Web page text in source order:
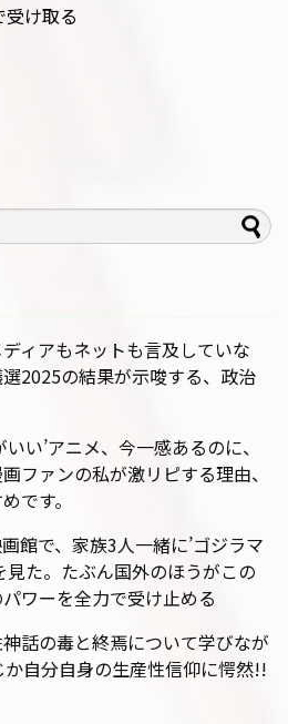
け取る
ィアもネットも言及していな
2025の結果が示唆する、政治
い’アニメ、今一感あるのに、
ファンの私が激リピする理由、
です。
館で、家族3人一緒に’ゴジラマ
見た。たぶん国外のほうがこの
ワーを全力で受け止める
話の毒と終焉について学びなが
か自分自身の生産性信仰に愕然!!